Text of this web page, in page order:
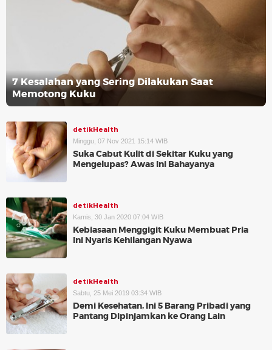
7 Kesalahan yang Sering Dilakukan Saat
Memotong Kuku
detikHealth
Minggu, 07 Nov 2021 15:14 WIB
Suka Cabut Kulit di Sekitar Kuku yang
Mengelupas? Awas Ini Bahayanya
detikHealth
Kamis, 30 Jan 2020 07:04 WIB
Kebiasaan Menggigit Kuku Membuat Pria
Ini Nyaris Kehilangan Nyawa
detikHealth
Sabtu, 25 Mei 2019 03:34 WIB
Demi Kesehatan, Ini 5 Barang Pribadi yang
Pantang Dipinjamkan ke Orang Lain